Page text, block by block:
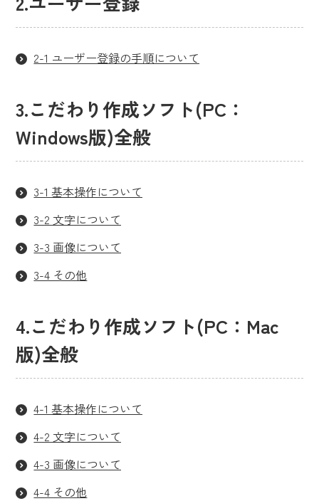
2-1 ユーザー登録の手順について
3.こだわり作成ソフト(PC：
Windows版)全般
3-1 基本操作について
3-2 文字について
3-3 画像について
3-4 その他
4.こだわり作成ソフト(PC：Mac
版)全般
4-1 基本操作について
4-2 文字について
4-3 画像について
4-4 その他